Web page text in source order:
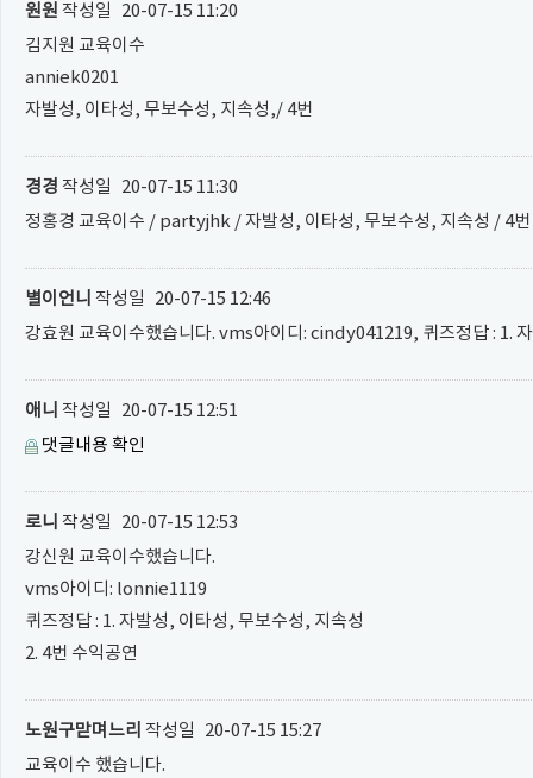
원원 작성일
20-07-15 11:20
김지원 교육이수
anniek0201
자발성, 이타성, 무보수성, 지속성,/ 4번
경경 작성일
20-07-15 11:30
정홍경 교육이수 / partyjhk / 자발성, 이타성, 무보수성, 지속성 / 4번
별이언니 작성일
20-07-15 12:46
강효원 교육이수했습니다. vms아이디: cindy041219, 퀴즈정답 : 1.
애니 작성일
20-07-15 12:51
댓글내용 확인
로니 작성일
20-07-15 12:53
강신원 교육이수했습니다.
vms아이디: lonnie1119
퀴즈정답 : 1. 자발성, 이타성, 무보수성, 지속성
2. 4번 수익공연
노원구맏며느리 작성일
20-07-15 15:27
교육이수 했습니다.